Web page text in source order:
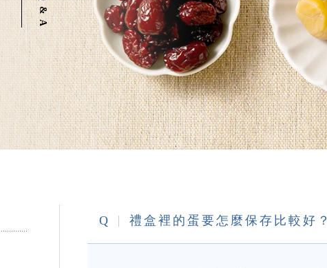
Q & A
Q 禮盒裡的蛋要怎麼保存比較好？